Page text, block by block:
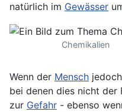
natürlich im Gewässer
Chemikalien
Wenn der Mensch
bei denen dies nicht der
zur Gefahr - ebenso